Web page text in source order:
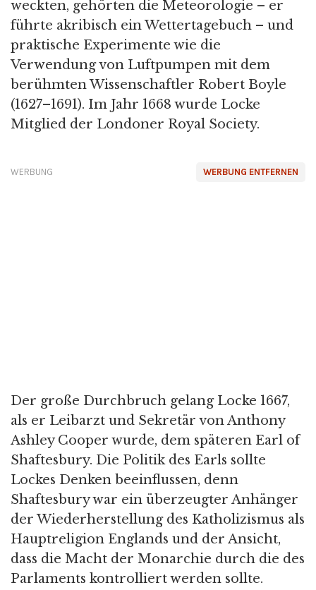
weckten, gehörten die Meteorologie – er
führte akribisch ein Wettertagebuch – und
praktische Experimente wie die
Verwendung von Luftpumpen mit dem
berühmten Wissenschaftler Robert Boyle
(1627–1691). Im Jahr 1668 wurde Locke
Mitglied der Londoner Royal Society.
WERBUNG ENTFERNEN
WERBUNG
Der große Durchbruch gelang Locke 1667,
als er Leibarzt und Sekretär von Anthony
Ashley Cooper wurde, dem späteren Earl of
Shaftesbury. Die Politik des Earls sollte
Lockes Denken beeinflussen, denn
Shaftesbury war ein überzeugter Anhänger
der Wiederherstellung des Katholizismus als
Hauptreligion Englands und der Ansicht,
dass die Macht der Monarchie durch die des
Parlaments kontrolliert werden sollte.